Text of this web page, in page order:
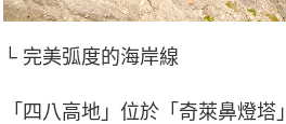
└ 完美弧度的海岸線
「四八高地」位於「奇萊鼻燈